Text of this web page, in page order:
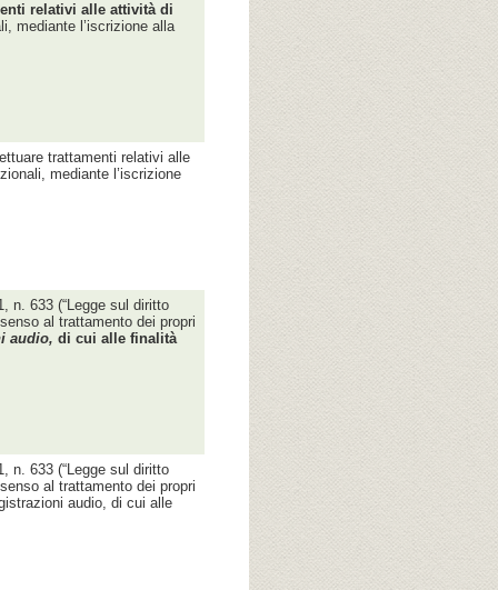
relativi alle attività di
mediante l’iscrizione alla
trattamenti relativi alle
mediante l’iscrizione
n. 633 (“Legge sul diritto
al trattamento dei propri
audio, di cui alle finalità
n. 633 (“Legge sul diritto
al trattamento dei propri
audio, di cui alle